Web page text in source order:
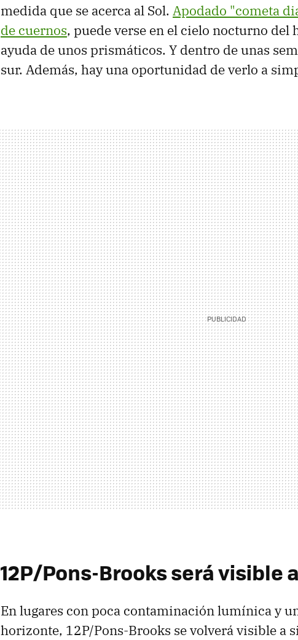
medida que se acerca al Sol. Apodado "cometa
de cuernos, puede verse en el cielo nocturno
ayuda de unos prismáticos. Y dentro de unas
sur. Además, hay una oportunidad de verlo a
12P/Pons-Brooks será visible
En lugares con poca contaminación lumínica y
horizonte, 12P/Pons-Brooks se volverá visible a